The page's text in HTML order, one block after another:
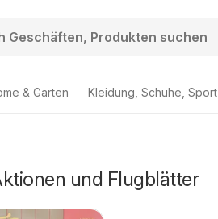
& Garten Kleidung, Schuhe, Sport
und Flugblätter